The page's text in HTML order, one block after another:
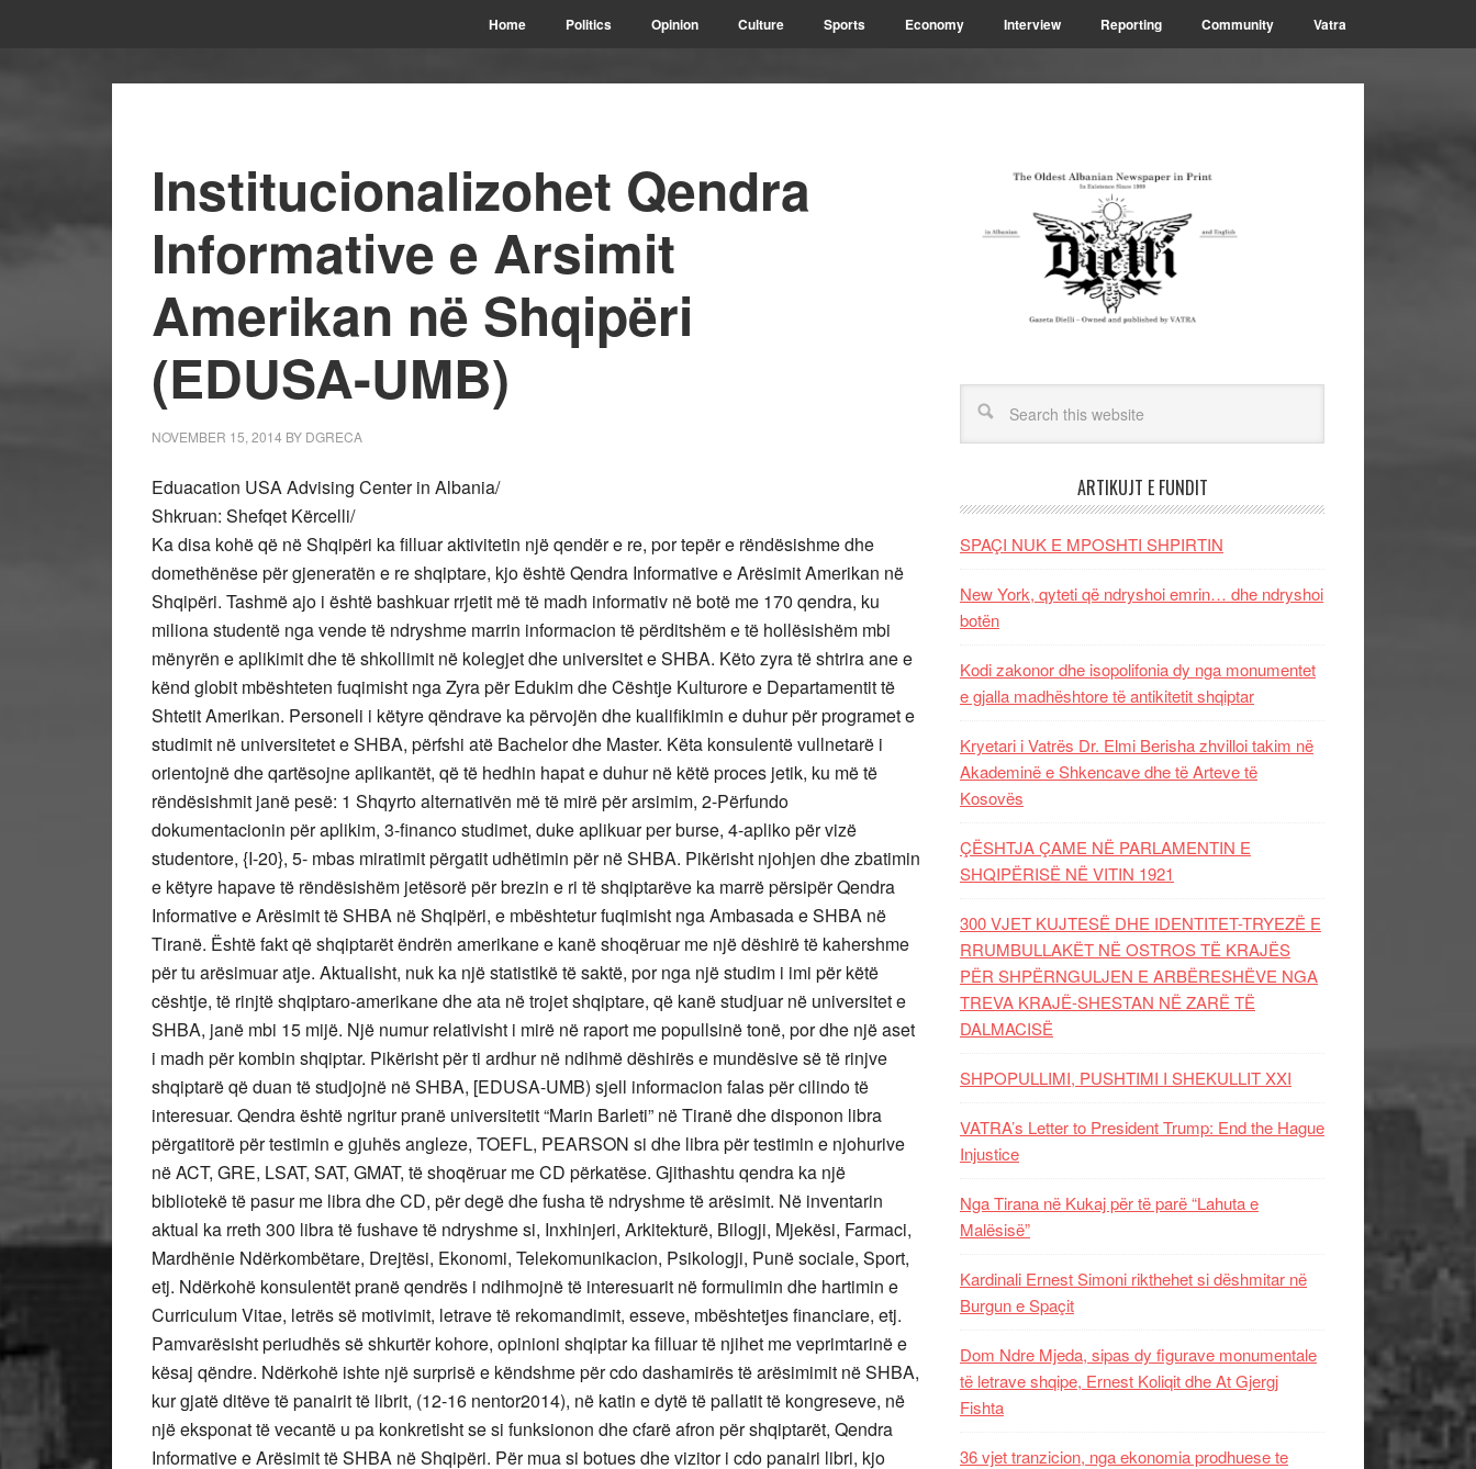
Home Politics Opinion Culture Sports Economy Interview Reporting Community Vatra
Institucionalizohet Qendra
Informative e Arsimit
Amerikan në Shqipëri
(EDUSA-UMB)
NOVEMBER 15, 2014 BY DGRECA
Eduacation USA Advising Center in Albania/
Shkruan: Shefqet Kërcelli/
Ka disa kohë që në Shqipëri ka filluar aktivitetin një qendër e re, por tepër e rëndësishme dhe domethënëse për gjeneratën e re shqiptare, kjo është Qendra Informative e Arësimit Amerikan në Shqipëri. Tashmë ajo i është bashkuar rrjetit më të madh informativ në botë me 170 qendra, ku miliona studentë nga vende të ndryshme marrin informacion të përditshëm e të hollësishëm mbi mënyrën e aplikimit dhe të shkollimit në kolegjet dhe universitet e SHBA. Këto zyra të shtrira ane e kënd globit mbështeten fuqimisht nga Zyra për Edukim dhe Cështje Kulturore e Departamentit të Shtetit Amerikan. Personeli i këtyre qëndrave ka përvojën dhe kualifikimin e duhur për programet e studimit në universitetet e SHBA, përfshi atë Bachelor dhe Master. Këta konsulentë vullnetarë i orientojnë dhe qartësojne aplikantët, që të hedhin hapat e duhur në këtë proces jetik, ku më të rëndësishmit janë pesë: 1 Shqyrto alternativën më të mirë për arsimim, 2-Përfundo dokumentacionin për aplikim, 3-financo studimet, duke aplikuar per burse, 4-apliko për vizë studentore, {I-20}, 5- mbas miratimit përgatit udhëtimin për në SHBA. Pikërisht njohjen dhe zbatimin e këtyre hapave të rëndësishëm jetësorë për brezin e ri të shqiptarëve ka marrë përsipër Qendra Informative e Arësimit të SHBA në Shqipëri, e mbështetur fuqimisht nga Ambasada e SHBA në Tiranë. Është fakt që shqiptarët ëndrën amerikane e kanë shoqëruar me një dëshirë të kahershme për tu arësimuar atje. Aktualisht, nuk ka një statistikë të saktë, por nga një studim i imi për këtë cështje, të rinjtë shqiptaro-amerikane dhe ata në trojet shqiptare, që kanë studjuar në universitet e SHBA, janë mbi 15 mijë. Një numur relativisht i mirë në raport me popullsinë tonë, por dhe një aset i madh për kombin shqiptar. Pikërisht për ti ardhur në ndihmë dëshirës e mundësive së të rinjve shqiptarë që duan të studjojnë në SHBA, [EDUSA-UMB) sjell informacion falas për cilindo të interesuar. Qendra është ngritur pranë universitetit “Marin Barleti” në Tiranë dhe disponon libra përgatitorë për testimin e gjuhës angleze, TOEFL, PEARSON si dhe libra për testimin e njohurive në ACT, GRE, LSAT, SAT, GMAT, të shoqëruar me CD përkatëse. Gjithashtu qendra ka një bibliotekë të pasur me libra dhe CD, për degë dhe fusha të ndryshme të arësimit. Në inventarin aktual ka rreth 300 libra të fushave të ndryshme si, Inxhinjeri, Arkitekturë, Bilogji, Mjekësi, Farmaci, Mardhënie Ndërkombëtare, Drejtësi, Ekonomi, Telekomunikacion, Psikologji, Punë sociale, Sport, etj. Ndërkohë konsulentët pranë qendrës i ndihmojnë të interesuarit në formulimin dhe hartimin e Curriculum Vitae, letrës së motivimit, letrave të rekomandimit, esseve, mbështetjes financiare, etj. Pamvarësisht periudhës së shkurtër kohore, opinioni shqiptar ka filluar të njihet me veprimtarinë e kësaj qëndre. Ndërkohë ishte një surprisë e këndshme për cdo dashamirës të arësimimit në SHBA, kur gjatë ditëve të panairit të librit, (12-16 nentor2014), në katin e dytë të pallatit të kongreseve, në një eksponat të vecantë u pa konkretisht se si funksionon dhe cfarë afron për shqiptarët, Qendra Informative e Arësimit të SHBA në Shqipëri. Për mua si botues dhe vizitor i cdo panairi libri, kjo ishte një risi dhe gjetje e mirë. Pamvarësisht pozicionit, përpos morisë së librave, këndi sillte rreze drite dhe shprese për të rinjtë shqiptarë, ndaj ishte eksponati më i vizituar. Kërshëria dhe interesi i qyteravë ishte në maksimum, ndaj askush se anashkalonte. Në ditën e hapjes së panairit, më datën 12 Nëntor,(EDUSA-UMB) hapi siparin e aktiviteteve me moton “Tirana Book FAIR” dhe “Explore the Unknown”. Në një ambient të vogël, të thjeshtë, por të dizenjuar mirë, zonjusha Jonida Lamaj, konsulente e arësimimit në këtë Qendër u shpjegoi një audience të përbërë nga studentë të anglishtes, Universiteti “Aleksandër Xhuvani”, mundësitë që të afron Qendra në përzgjedhjen e institucionit më të përshtatshëm për arsimim, njohjen me kriteret e pranimit për fusha të ndryshme studimi, orientim për testet ,TOEFL, GREE, GMAT, SAT, GED, ACT, Testim të gjuhës angleze, PEARSON test of English, Mbështetje financiare dhe mundësi bursimi, informim mbi jetën sociale dhe kulturore në USA, etj. E diplomuar për drejtësi në SHBA, zj.Lamaj, në vijim me elekuencën e vet i shpjegoi studentët elbasanas për 5 hapat që duhen ndërmarë për të studjuar në SHBA, -shqyrto alterantivën më të mirë, përfundo dokumentacionin për aplikim, financo studimet, apliko për vizë studentore, dhe në fund përgatit udhëtimin për në SHBA. Por, rëndësinë këtij prezantimi të mrekullueshëm ja shtoi pjesmarrja e zv/ambasadorit të SHBA në Tiranë, zotit Henry Jarnet, i cili me qetësi solli përvojën e tij për edukimin dhe arësimimin në SHBA. Ndjehem i lumtur që bëhem pjesë e një aktivitetit të tillë, theksoi zoti Jarnet. Ngritja e kësaj qendre është një mundësi për edukimin e gjeneratës shqiptare. Është një shans për informim, dialog dhe bashkëpunim. Sigurisht që arësimimi në SHBA kërkon punë e përpjekje të vazhdueshme, nivel të lartë të gjuhës angleze, njohuri të legjislacionit dhe historisë së SHBA, njohuri shkencore, etj. Në vijim zoti Jarnet ndau me studentët eksperiencën e tij personale gjatë arësimimit në SHBA dhe ju përgjigj pyetjeve të studentëve dhe disa mësueseve të anglishtes, për cështje të interesuara në këtë fushë. Në fund Shkëlqesia e Tij theksoi mbështetjen e vazhdueshme të Ambasadës së SHBA për realizimin me sukses të misionit e projekteve të kësaj qëndre historike, si një mundësi e mirë për të ardhmen e arësimimit të shqiptarëve. Prezenca e zv/ambasadorit të SHBA ja shtoi vlerat dhe qëllimin fisnik aktivitetit të datës 12 nëntor, pamvarësisht mungesës së mediave. Personalisht u ndjeva i entusiazmuar dhe e quajta veten me fat që mora pjesë në atë aktivitet. I urova personelit të qendrës dhe pjesmarrësve suksese e mbarësi, dhe sa më shumë të rinj shqiptarë në auditoret e universiteteve të SHBA. Por ndërkohë që ndiqja këtë aktivitet mëndja më shkoi tek përpjekjet 15 vjecare që kemi bërë si familje për arësimimin e fëmijëve tanë në SHBA. Është investimi më i mirë që mund të bëjë cdo familje shqiptare dhe kudo në botë. Nqs do të formosh një fëmijë të bëhet zot i vetes dhe i aftë për jetën , puno dhe sakrifiko familjarisht që biri ose bija jote të shkollohet në një universitet të SHBA. Nuk ka prind në Shqipëri që mos ja dojë të mirën fëmijës së vet. Sigurisht që pjesë e kësaj dëshire është arësimimi në një shkollë më të mirë. Si familje ndjehemi të lumtur që mbas përpjekjeve shumëvjecare arritëm ti arsimojmë fëmijët në univeristete të SHBA, kemi ngritur flamurin shqiptar në pesë universitete të SHBA. Na kushtoi shumë mund, djersë e para, por tashmë ndihemi krenarë për ate ckemi arritur. Falenderojmë të gjithë miqtë tanë që na ndihmuan financiarisht në këtë ndërmarje të vështirë. Por ishte investimi ynë më i mirë si prindër. Ndërkohë vullnetarisht kemi ndihmuar mbi 30 të rinj e të reja nga Durrësi, Kavaja dhe Tirana për të aplikuar në universitete të ndryshme në SHBA. Këtë vit pata fatin të marr pjesë në disa ceremoni diplomimi në universitete të SHBA, kryesisht në Pittsburgh. Ndaj përzemërsisht i urojmë Qendrës të Informimit për arësimin në SHBA, suksese në punën e saj. Është dallëndyshja më e mirë për të rinjtë shqiptarë dhe mbi të gjitha do i shërbeje më së miri forcimit të miqësisë midis dy vendeve tona. E kush mund ta bëjë më mirë këtë se sa bijtë e shqipes të arsimuar në USA? Akush tjetër! Ndërkohë për qendrën vullnetarisht do afroj guidat e disa universiteteve dhe filmimet vetiake për kampuset e tyre. Nga kjo dashamirësi dua ti jap miqesisht dhe disa mendime qendrës për mbarëvajtjen e punës së saj.-Qendra gradualisht duhet të kthehet në qendër bashkimi për të gjithë studentëve shqiptarë që kanë studjuar në SHBA, shqiptaro-amerikanë ose shqiptarë. Ka shumë shoqata studentore të shqiptarëve në SHBA, por kjo do jetë mëma e tyre. Pikërisht këta studentë me përvojën e tyre do i shërbejnë vullnetarisht EDUSA-UMB-së dhe bashkëkombësave të tyre. Ka mjaft studentë shqiptarë që po shkëlqejnë në SHBA, por janë të panjohur në Shqipëri ca prej neglizhencës së tyre, ca prej mosvëmendjes nga ana e mediave tona;-Kordinim të përhershëm me Ministrinë e Arësimit, Ministrinë e Punëve Sociale e Rinisë. Mjaft reforma të ndërmara aktualisht në këto ministri favorizojnë bashkëpunimin me qendren, sidomos ato në arësimin e mesëm dhe profesional. Vendi ka nevojë më tepër për shkencat inxhinjerike dhe të natyrës, Këtu të rinjtë shqiptarë do kenë më shumë akses. Të ketë evidencë të saktë për prirjet e të rinjve.–Të shfrytëzohet përvoja e deritanishme e dhjetra familjeve shqiptare për arësimim në SHBA, se historia e kësaj cështje nuk fillon me ngritjen e kësaj qendre. Me qindra shqiptarë i kanë bërë këto punë deri tani personalisht, pa ndihmën e askujt, duke përdorur rrjetet online.-Ka mjaft universitete në Shqipëri që vetdeklarohen si amerikanë, por nuk dimë rezultatin e tyre!? Opinioni nuk di kurrikulat dhe stafin pedagogjik, psh sa prej tyre kanë mbaruar në SHBA? Se ne shqiptarët për cdo gje kemi qef ti biem gjoksit Të krijohen lidhje me administratorët e universiteteve kryesore në SHBA si dhe me kordinatorët që ka cdo universitet amerikan me studentët ndërkombëtarë.-shpesh administratat e universiteteve të SHBA, abdeton mundësi për studentët e huaj, ato duhen kapur në kohë, Janë kyci i lidhjve.- Mund të krijohen lidhje më të gjitha shoqatat shqiptaro-amerikane, se ato kanë informacion dhe shpesh kanë bërë sponsorizim studentash.-Të mbahen lidhje me qendrën e biznesit Amerikano-Shqiptar në vendin tonë e të tërhiqen mendime për nevojat që ka tregu i punës ke ne, po ashtu me qendrën e Shërbimit kombëtar të punësimit në MInistrinë e cështjeve sociale, punësimit e Rinisë. –të mbahen lidhje me Kompanitë kryesore të huaja dhe ato shqiptare. Lidhje specifike me të gjitha qëndrat arsimore të arësimit të mesëm e të lartë, ku të evidentojë më të mirët.-Në fund të fundit, cdo student që diplomohet në SHBA, pamvarësisht
ARTIKUJT E FUNDIT
SPAÇI NUK E MPOSHTI SHPIRTIN
New York, qyteti që ndryshoi emrin… dhe ndryshoi
botën
Kodi zakonor dhe isopolifonia dy nga monumentet
e gjalla madhështore të antikitetit shqiptar
Kryetari i Vatrës Dr. Elmi Berisha zhvilloi takim në
Akademinë e Shkencave dhe të Arteve të
Kosovës
ÇËSHTJA ÇAME NË PARLAMENTIN E
SHQIPËRISË NË VITIN 1921
300 VJET KUJTESË DHE IDENTITET-TRYEZË E
RRUMBULLAKËT NË OSTROS TË KRAJËS
PËR SHPËRNGULJEN E ARBËRESHËVE NGA
TREVA KRAJË-SHESTAN NË ZARË TË
DALMACISË
SHPOPULLIMI, PUSHTIMI I SHEKULLIT XXI
VATRA’s Letter to President Trump: End the Hague
Injustice
Nga Tirana në Kukaj për të parë “Lahuta e
Malësisë”
Kardinali Ernest Simoni rikthehet si dëshmitar në
Burgun e Spaçit
Dom Ndre Mjeda, sipas dy figurave monumentale
të letrave shqipe, Ernest Koliqit dhe At Gjergj
Fishta
36 vjet tranzicion, nga ekonomia prodhuese te